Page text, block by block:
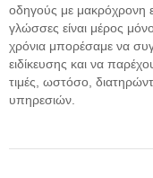
οδηγούς με μακρόχρονη
γλώσσες είναι μέρος
χρόνια μπορέσαμε να
ειδίκευσης και να
τιμές, ωστόσο,
υπηρεσιών.